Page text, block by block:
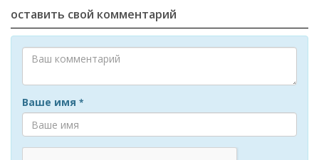
оставить свой комментарий
Ваше имя *